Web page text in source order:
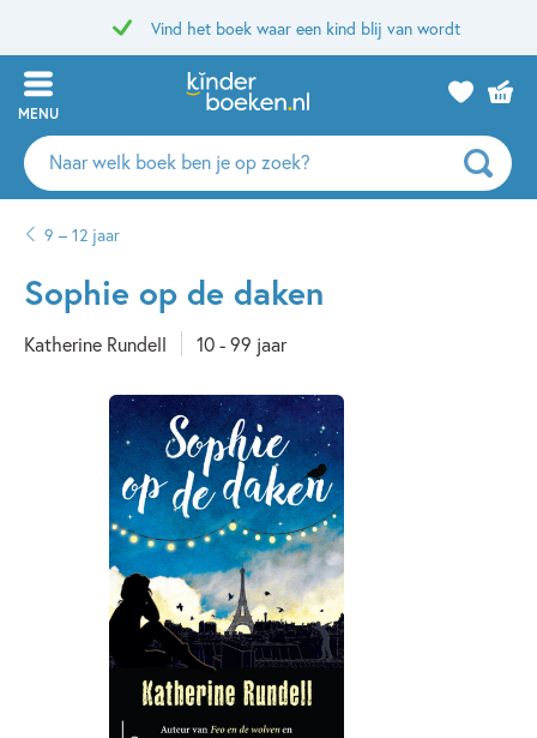
Vind het boek waar een kind blij van wordt
MENU
Zoeken
naar
auteurs
uitgevers
9 – 12 jaar
Sophie op de daken
Katherine Rundell 10 - 99 jaar